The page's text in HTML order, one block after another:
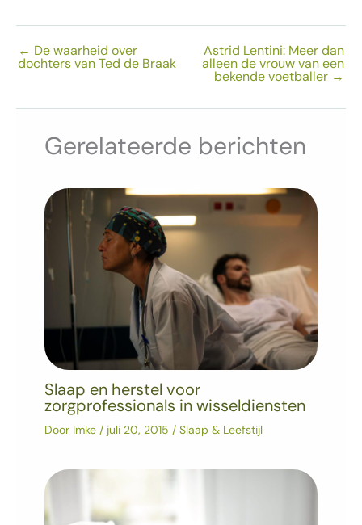
← De waarheid over
dochters van Ted de Braak
Astrid Lentini: Meer dan
alleen de vrouw van een
bekende voetballer →
Gerelateerde berichten
Slaap en herstel voor
zorgprofessionals in wisseldiensten
Door Imke / juli 20, 2015 / Slaap & Leefstijl